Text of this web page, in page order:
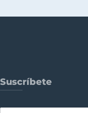
Suscríbete